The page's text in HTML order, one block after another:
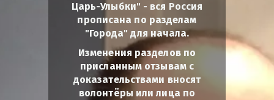
Царь-Улыбки" - вся Россия
прописана по разделам
"Города" для начала.
Изменения разделов по
присланным отзывам с
доказательствами вносят
волонтёры или лица по